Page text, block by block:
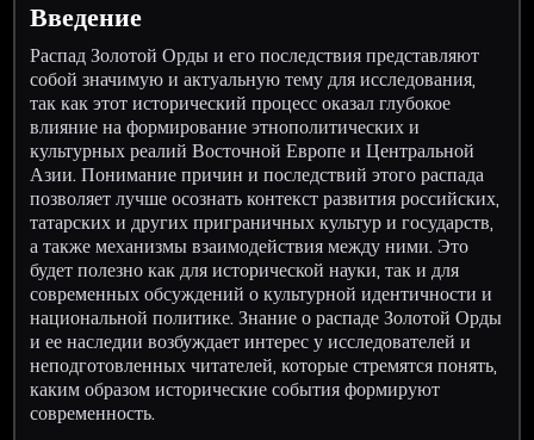
Введение
Распад Золотой Орды и его последствия представляют
собой значимую и актуальную тему для исследования,
так как этот исторический процесс оказал глубокое
влияние на формирование этнополитических и
культурных реалий Восточной Европе и Центральной
Азии. Понимание причин и последствий этого распада
позволяет лучше осознать контекст развития российских,
татарских и других приграничных культур и государств,
а также механизмы взаимодействия между ними. Это
будет полезно как для исторической науки, так и для
современных обсуждений о культурной идентичности и
национальной политике. Знание о распаде Золотой Орды
и ее наследии возбуждает интерес у исследователей и
неподготовленных читателей, которые стремятся понять,
каким образом исторические события формируют
современность.